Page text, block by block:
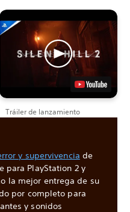
Tráiler de lanzamiento
y supervivencia de
para PlayStation 2 y
la mejor entrega de su
por completo para
y sonidos